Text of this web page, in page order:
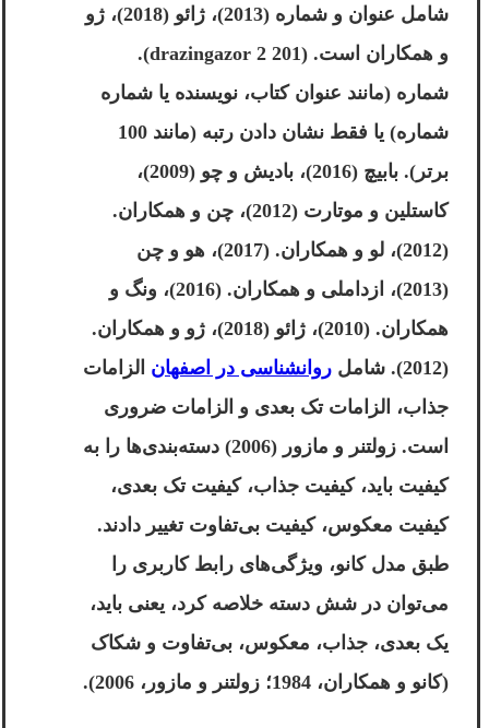
شامل عنوان و شماره (2013)، ژائو (2018)، ژو
و همکاران است. (201
drazingazor
2).
شماره (مانند عنوان کتاب، نویسنده یا شماره
شماره) یا فقط نشان دادن رتبه (مانند 100
برتر). بابیچ (2016)، بادیش و چو (2009)،
کاستلین و موتارت (2012)، چن و همکاران.
(2012)، لو و همکاران. (2017)، هو و چن
(2013)، ازداملی و همکاران. (2016)، ونگ و
همکاران. (2010)، ژائو (2018)، ژو و همکاران.
(2012). شامل
روانشناسی در اصفهان الزامات
جذاب، الزامات تک بعدی و الزامات ضروری
است. زولتنر و مازور (2006) دسته‌بندی‌ها را به
کیفیت باید، کیفیت جذاب، کیفیت تک بعدی،
کیفیت معکوس، کیفیت بی‌تفاوت تغییر دادند.
طبق مدل کانو، ویژگی‌های رابط کاربری را
می‌توان در شش دسته خلاصه کرد، یعنی باید،
یک بعدی، جذاب، معکوس، بی‌تفاوت و شکاک
(کانو و همکاران، 1984؛ زولتنر و مازور، 2006).